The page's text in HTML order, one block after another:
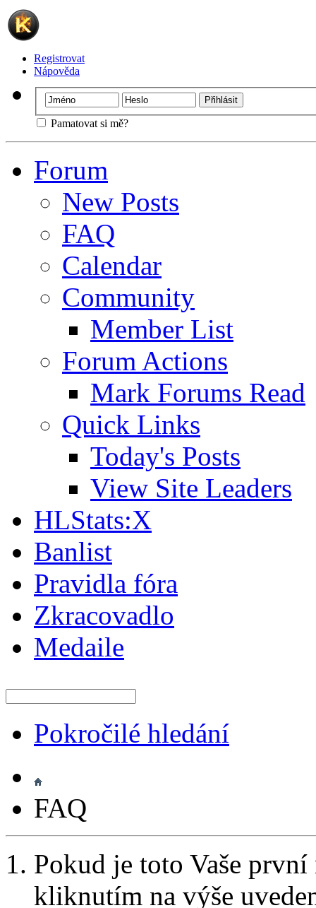
Registrovat
Nápověda
Pamatovat si mě?
Forum
New Posts
FAQ
Calendar
Community
Member List
Forum Actions
Mark Forums Read
Quick Links
Today's Posts
View Site Leaders
HLStats:X
Banlist
Pravidla fóra
Zkracovadlo
Medaile
Pokročilé hledání
FAQ
Pokud je toto Vaše
kliknutím na výše